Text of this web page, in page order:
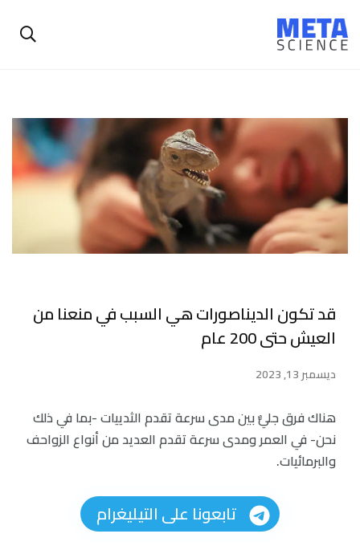
قد تكون الديناصورات هي السبب في منعنا من
العيش حتى 200 عام
ديسمبر 13, 2023
هناك فرق جليٌّ بين مدى سرعة تقدم الثدييات -بما في ذلك
نحن- في العمر ومدى سرعة تقدم العديد من أنواع الزواحف
والبرمائيات.
تابعونا على التيليغرام